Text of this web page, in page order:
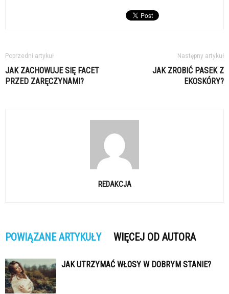
Poprzedni artykuł
JAK ZACHOWUJE SIĘ FACET
PRZED ZARĘCZYNAMI?
Następny artykuł
JAK ZROBIĆ PASEK Z
EKOSKÓRY?
REDAKCJA
POWIĄZANE ARTYKUŁY WIĘCEJ OD AUTORA
JAK UTRZYMAĆ WŁOSY W DOBRYM STANIE?